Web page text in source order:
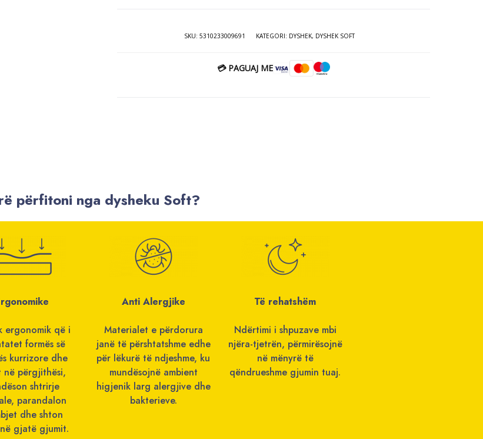
SKU: 5310233009691 KATEGORI: DYSHEK, DYSHEK SOFT
💳 PAGUAJ ME
përfitoni nga dysheku Soft?
ergonomik që i
formës së
kurrizore dhe
në përgjithësi,
shtrirje
parandalon
dhe shton
gjatë gjumit.
Anti Alergjike
Materialet e përdorura
janë të përshtatshme edhe
për lëkurë të ndjeshme, ku
mundësojnë ambient
higjenik larg alergjive dhe
bakterieve.
Të rehatshëm
Ndërtimi i shpuzave mbi
njëra-tjetrën, përmirësojnë
në mënyrë të
qëndrueshme gjumin tuaj.